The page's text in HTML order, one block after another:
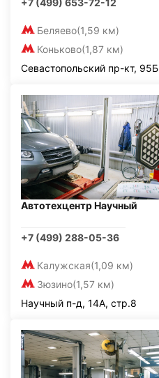
+7 (499) 653-72-12
Беляево(1,59 км)
Коньково(1,87 км)
Севастопольский пр-кт, 95Б
Автотехцентр Научный
+7 (499) 288-05-36
Калужская(1,09 км)
Зюзино(1,57 км)
Научный п-д, 14А, стр.8